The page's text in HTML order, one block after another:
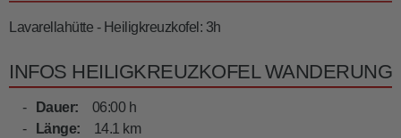
Lavarellahütte - Heiligkreuzkofel: 3h
INFOS HEILIGKREUZKOFEL WANDERUNG
Dauer:
06:00 h
Länge:
14.1 km